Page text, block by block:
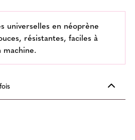
universelles en néoprène
résistantes, faciles à
machine.